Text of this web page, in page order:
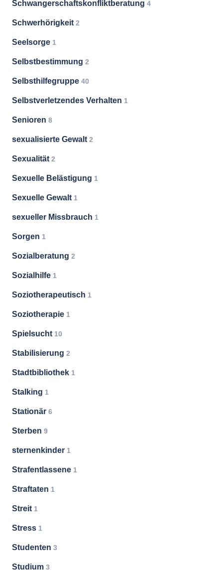
Schwangerschaftskonfliktberatung 4
Schwerhörigkeit 2
Seelsorge 1
Selbstbestimmung 2
Selbsthilfegruppe 40
Selbstverletzendes Verhalten 1
Senioren 8
sexualisierte Gewalt 2
Sexualität 2
Sexuelle Belästigung 1
Sexuelle Gewalt 1
sexueller Missbrauch 1
Sorgen 1
Sozialberatung 2
Sozialhilfe 1
Soziotherapeutisch 1
Soziotherapie 1
Spielsucht 10
Stabilisierung 2
Stadtbibliothek 1
Stalking 1
Stationär 6
Sterben 9
sternenkinder 1
Strafentlassene 1
Straftaten 1
Streit 1
Stress 1
Studenten 3
Studium 3